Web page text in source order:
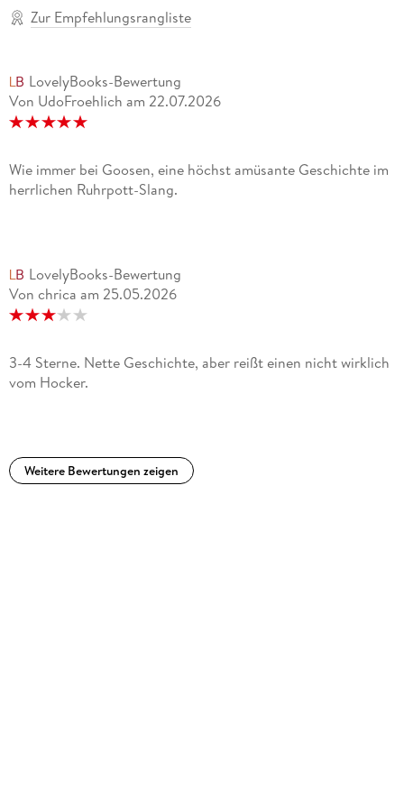
Zur Empfehlungsrangliste
LovelyBooks-Bewertung
Von UdoFroehlich am 22.07.2026
Wie immer bei Goosen, eine höchst amüsante Geschichte im
herrlichen Ruhrpott-Slang.
LovelyBooks-Bewertung
Von chrica am 25.05.2026
3-4 Sterne. Nette Geschichte, aber reißt einen nicht wirklich
vom Hocker.
Weitere Bewertungen zeigen